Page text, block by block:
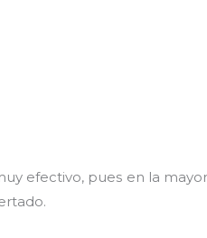
efectivo, pues en la